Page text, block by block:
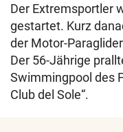
Der Extremsportler
gestartet. Kurz
der Motor-
Der 56-Jährige
Swimmingpool des
Club del Sole“.